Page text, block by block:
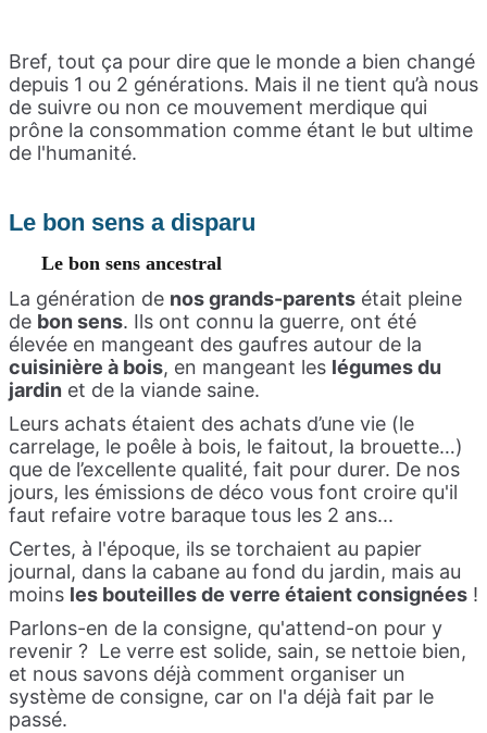
Bref, tout ça pour dire que le monde a bien changé
depuis 1 ou 2 générations. Mais il ne tient qu’à nous
de suivre ou non ce mouvement merdique qui
prône la consommation comme étant le but ultime
de l'humanité.
Le bon sens a disparu
Le bon sens ancestral
La génération de nos grands-parents était pleine
de bon sens. Ils ont connu la guerre, ont été
élevée en mangeant des gaufres autour de la
cuisinière à bois, en mangeant les légumes du
jardin et de la viande saine.
Leurs achats étaient des achats d’une vie (le
carrelage, le poêle à bois, le faitout, la brouette…)
que de l’excellente qualité, fait pour durer. De nos
jours, les émissions de déco vous font croire qu'il
faut refaire votre baraque tous les 2 ans...
Certes, à l'époque, ils se torchaient au papier
journal, dans la cabane au fond du jardin, mais au
moins les bouteilles de verre étaient consignées !
Parlons-en de la consigne, qu'attend-on pour y
revenir ? Le verre est solide, sain, se nettoie bien,
et nous savons déjà comment organiser un
système de consigne, car on l'a déjà fait par le
passé.